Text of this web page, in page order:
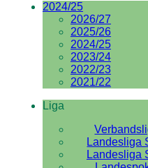
2024/25
2026/27
2025/26
2024/25
2023/24
2022/23
2021/22
Liga
Landesliga
Landesliga